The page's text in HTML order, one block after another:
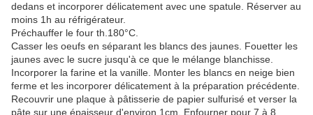
dedans et incorporer délicatement avec une spatule. Réserver au
moins 1h au réfrigérateur.
Préchauffer le four th.180°C.
Casser les oeufs en séparant les blancs des jaunes. Fouetter les
jaunes avec le sucre jusqu'à ce que le mélange blanchisse.
Incorporer la farine et la vanille. Monter les blancs en neige bien
ferme et les incorporer délicatement à la préparation précédente.
Recouvrir une plaque à pâtisserie de papier sulfurisé et verser la
pâte sur une épaisseur d'environ 1cm. Enfourner pour 7 à 8